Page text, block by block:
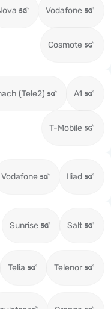
Vodafone
Cosmote
(Tele2) A1
T-Mobile
Vodafone Iliad
Sunrise Salt
Telia Telenor